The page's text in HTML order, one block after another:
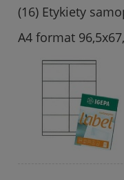
(16) Etykiety
A4 format